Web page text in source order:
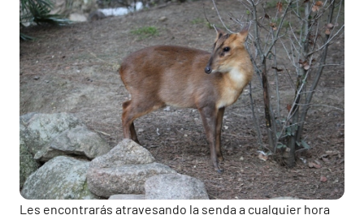
Les encontrarás atravesando la senda a cualquier hora